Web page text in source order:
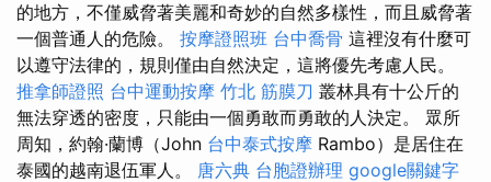
的地方，不僅威脅著美麗和奇妙的自然多樣性，而且威脅著
一個普通人的危險。 按摩證照班 台中喬骨 這裡沒有什麼可
以遵守法律的，規則僅由自然決定，這將優先考慮人民。
推拿師證照 台中運動按摩 竹北 筋膜刀 叢林具有十公斤的
無法穿透的密度，只能由一個勇敢而勇敢的人決定。 眾所
周知，約翰·蘭博（John 台中泰式按摩 Rambo）是居住在
泰國的越南退伍軍人。 唐六典 台胞證辦理 google關鍵字